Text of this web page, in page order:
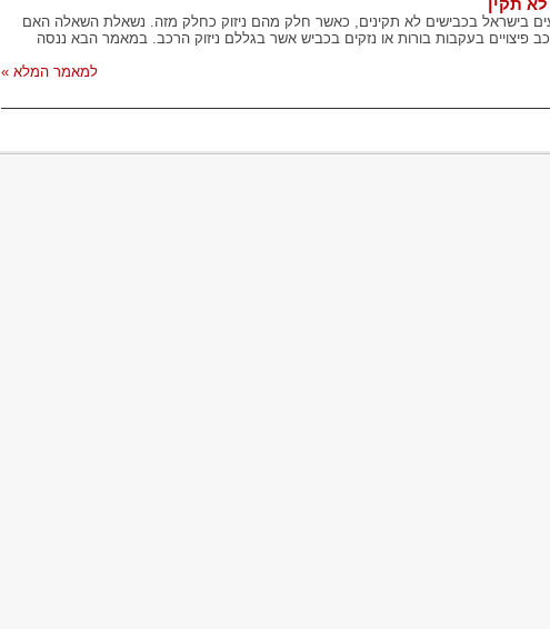
תקין
בישראל בכבישים לא תקינים, כאשר חלק מהם ניזוק כחלק מזה. נשאלת השאלה האם
פיצויים בעקבות בורות או נזקים בכביש אשר בגללם ניזוק הרכב. במאמר הבא ננסה
למאמר המלא »